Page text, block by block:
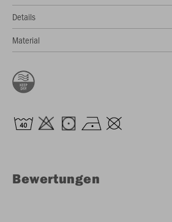
Details
Material
Bewertungen